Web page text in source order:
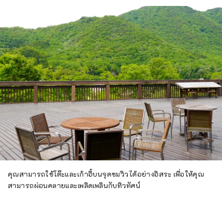
คุณสามารถใช้โต๊ะและเก้าอี้บนจุดชมวิวได้อย่างอิสระ เพื่อให้คุณ
สามารถผ่อนคลายและเพลิดเพลินกับทิวทัศน์